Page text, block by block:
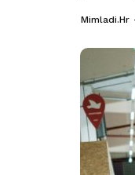
Mimladi.hr